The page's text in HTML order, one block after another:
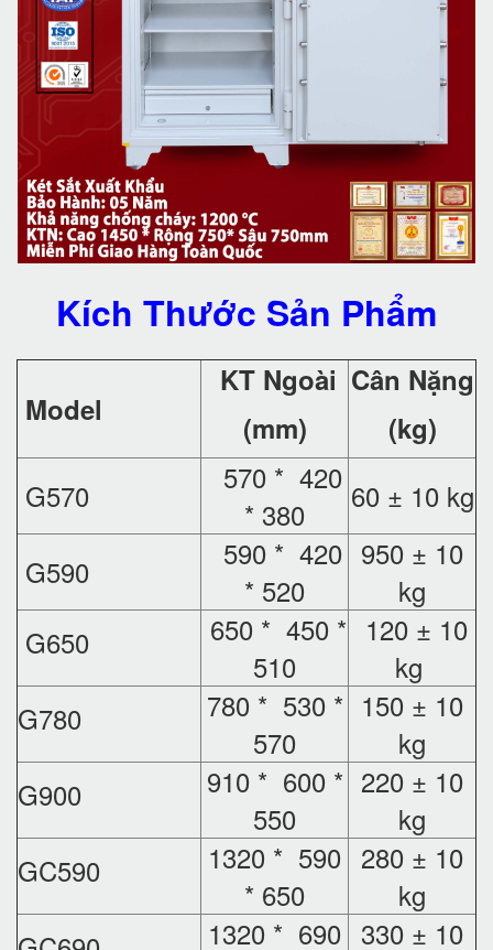
Kích Thước Sản Phẩm
Model
KT Ngoài
(mm)
Cân Nặng
(kg)
G570
570 * 420
* 380
60 ± 10 kg
G590
590 * 420
* 520
950 ± 10
kg
G650
650 * 450 *
510
120 ± 10
kg
G780
780 * 530 *
570
150 ± 10
kg
G900
910 * 600 *
550
220 ± 10
kg
GC590
1320 * 590
* 650
280 ± 10
kg
1320 * 690 330 ± 10